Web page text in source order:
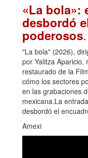
«La bola»:
desbordó
poderosos
"La bola" (2026),
por Yalitza Aparicio,
restaurado de la
cómo los sectores
en las grabaciones
mexicana.La
desbordó el
Amexi